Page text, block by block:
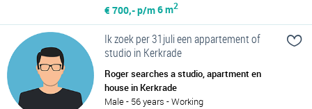
€ 700,- p/m6 m2
Ik zoek per 31juli een appartement of
studio in Kerkrade
Roger searches a studio, apartment en
house in Kerkrade
Male - 56 years - Working